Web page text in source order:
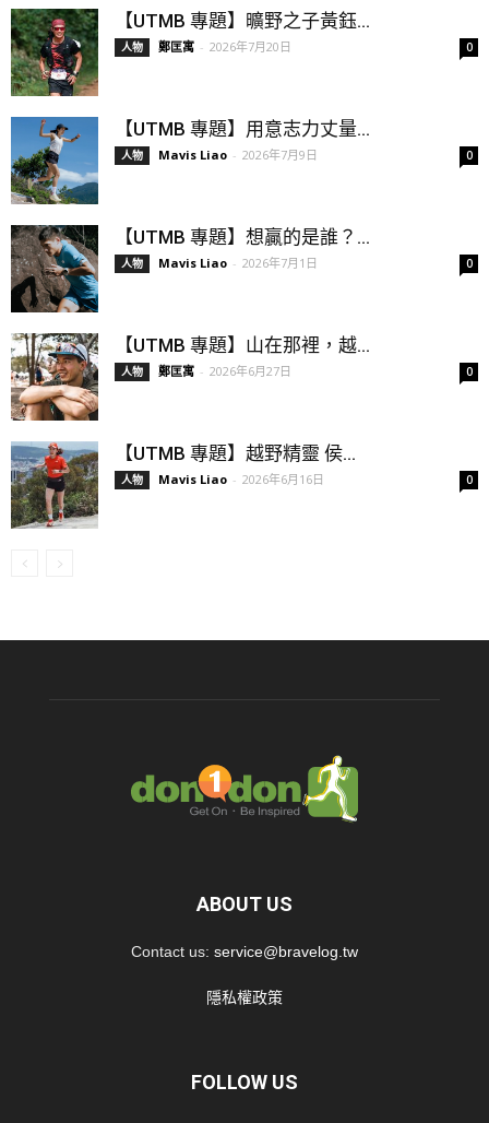
【UTMB 專題】曠野之子黃鈺...
人物 鄭匡寓 - 2026年7月20日 0
【UTMB 專題】用意志力丈量...
人物 Mavis Liao - 2026年7月9日 0
【UTMB 專題】想贏的是誰？...
人物 Mavis Liao - 2026年7月1日 0
【UTMB 專題】山在那裡，越...
人物 鄭匡寓 - 2026年6月27日 0
【UTMB 專題】越野精靈 侯...
人物 Mavis Liao - 2026年6月16日 0
ABOUT US
Contact us: service@bravelog.tw
隱私權政策
FOLLOW US